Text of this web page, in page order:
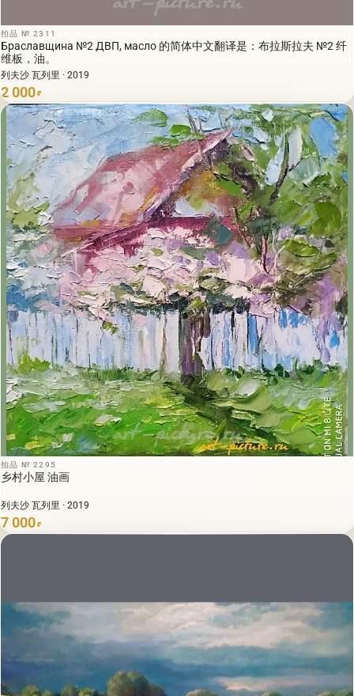
拍品 № 2311
Браславщина №2 ДВП, масло 的简体中文翻译是：布拉斯拉夫 №2 纤
维板，油。
列夫沙 瓦列里 · 2019
2 000 ₽
拍品 № 2295
乡村小屋 油画
列夫沙 瓦列里 · 2019
7 000 ₽